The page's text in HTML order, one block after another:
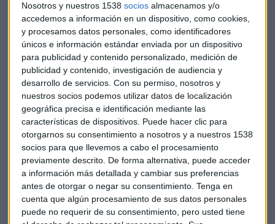
Nosotros y nuestros 1538 socios almacenamos y/o
accedemos a información en un dispositivo, como cookies,
y procesamos datos personales, como identificadores
únicos e información estándar enviada por un dispositivo
para publicidad y contenido personalizado, medición de
publicidad y contenido, investigación de audiencia y
desarrollo de servicios. Con su permiso, nosotros y
nuestros socios podemos utilizar datos de localización
geográfica precisa e identificación mediante las
características de dispositivos. Puede hacer clic para
otorgarnos su consentimiento a nosotros y a nuestros 1538
socios para que llevemos a cabo el procesamiento
previamente descrito. De forma alternativa, puede acceder
a información más detallada y cambiar sus preferencias
antes de otorgar o negar su consentimiento. Tenga en
cuenta que algún procesamiento de sus datos personales
puede no requerir de su consentimiento, pero usted tiene
Aconseja poner el foco enfondos globales de renta
"son productos que en estos momentos lo están
haciendo mejor, sobre todo aquellos que incluyen Europa,
EEUU y otros mercados. Ya habrá tiempo para volver a la
Bolsa española".
"El Ibex 35 se ha quedado atrás de otros índices.La
incertidumbre política afecta al ánimo de los
inversores,los cuales buscan alternativas en otras zonas y
no tanto en el mercado bursátil español, que por precios,
valoración y datos macro, quizás, debería hacerlo mejor",
dice Barrero.
Además del mercado español o fondos indexados, Mar se
refiere al mercado de renta fija y por qué los gestores de